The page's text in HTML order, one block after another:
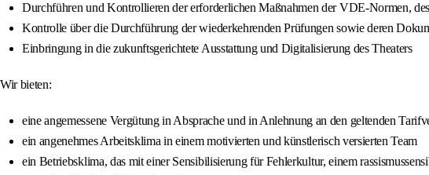
Durchführen und Kontrollieren der erforderlichen Maßnahmen der VDE-Normen,
Kontrolle über die Durchführung der wiederkehrenden Prüfungen sowie deren
Einbringung in die zukunftsgerichtete Ausstattung und Digitalisierung des Theaters
Wir bieten:
eine angemessene Vergütung in Absprache und in Anlehnung an den geltenden
ein angenehmes Arbeitsklima in einem motivierten und künstlerisch versierten Team
ein Betriebsklima, das mit einer Sensibilisierung für Fehlerkultur, einem